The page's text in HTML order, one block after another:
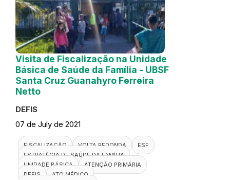
Visita de Fiscalização na Unidade
Básica de Saúde da Família - UBSF
Santa Cruz Guanahyro Ferreira
Netto
DEFIS
07 de July de 2021
FISCALIZAÇÃO VOLTA REDONDA
ESF
ESTRATÉGIA DE SAÚDE DA FAMÍLIA
UNIDADE BÁSICA
ATENÇÃO PRIMÁRIA
DEFIS
ATO MÉDICO